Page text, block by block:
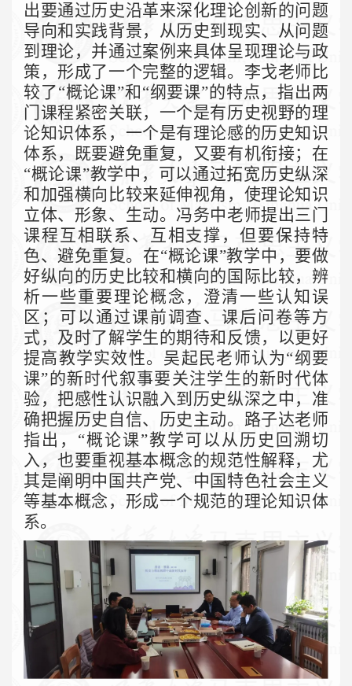
出要通过历史沿革来深化理论创新的问题
导向和实践背景，从历史到现实、从问题
到理论，并通过案例来具体呈现理论与政
策，形成了一个完整的逻辑。李戈老师比
较了“概论课”和“纲要课”的特点，指出两
门课程紧密关联，一个是有历史视野的理
论知识体系，一个是有理论感的历史知识
体系，既要避免重复，又要有机衔接；在
“概论课”教学中，可以通过拓宽历史纵深
和加强横向比较来延伸视角，使理论知识
立体、形象、生动。冯务中老师提出三门
课程互相联系、互相支撑，但要保持特
色、避免重复。在“概论课”教学中，要做
好纵向的历史比较和横向的国际比较，辨
析一些重要理论概念，澄清一些认知误
区；可以通过课前调查、课后问卷等方
式，及时了解学生的期待和反馈，以更好
提高教学实效性。吴起民老师认为“纲要
课”的新时代叙事要关注学生的新时代体
验，把感性认识融入到历史纵深之中，准
确把握历史自信、历史主动。路子达老师
指出，“概论课”教学可以从历史回溯切
入，也要重视基本概念的规范性解释，尤
其是阐明中国共产党、中国特色社会主义
等基本概念，形成一个规范的理论知识体
系。